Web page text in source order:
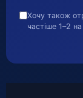
Хочу також
частіше 1–2